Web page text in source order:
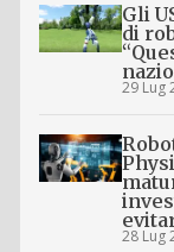
Gli
di
29 Lug
28 Lug